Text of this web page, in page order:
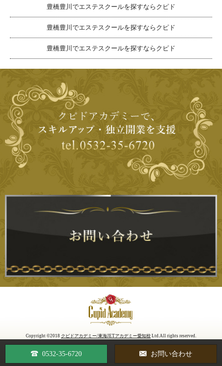
豊橋豊川でエステスクールを探すならクピド
豊橋豊川でエステスクールを探すならクピド
豊橋豊川でエステスクールを探すならクピド
Copyright ©2018 クピドアカデミー/東海JETアカデミー愛知校 Ltd.All rights reserved.
0532-35-6720 お問い合わせ